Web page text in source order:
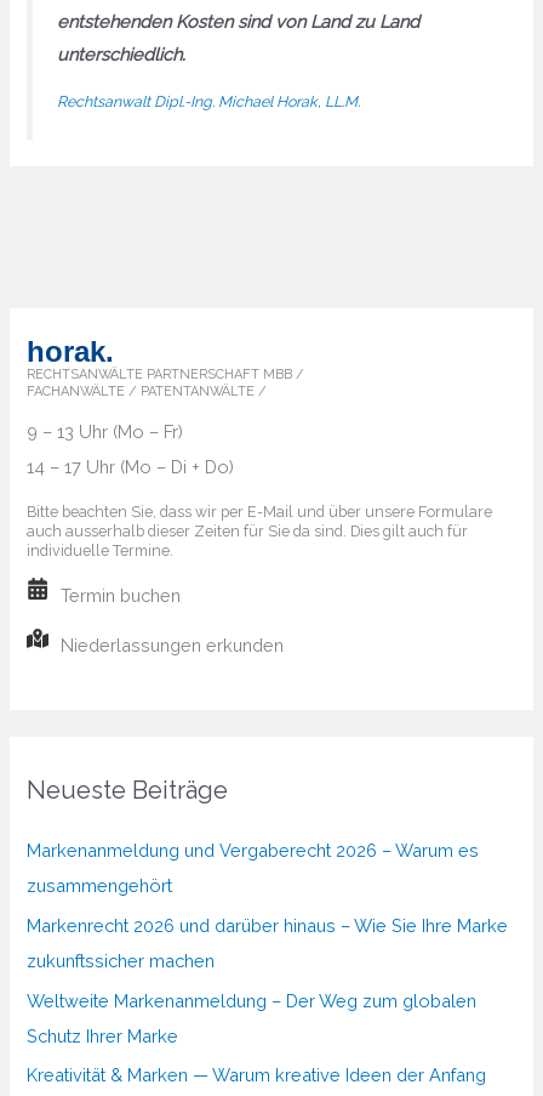
entstehenden Kosten sind von Land zu Land
unterschiedlich.
Rechtsanwalt Dipl.-Ing. Michael Horak, LL.M.
horak.
RECHTSANWÄLTE PARTNERSCHAFT MBB /
FACHANWÄLTE / PATENTANWÄLTE /
9 – 13 Uhr (Mo – Fr)
14 – 17 Uhr (Mo – Di + Do)
Bitte beachten Sie, dass wir per E-Mail und über unsere Formulare
auch ausserhalb dieser Zeiten für Sie da sind. Dies gilt auch für
individuelle Termine.
Termin buchen
Niederlassungen erkunden
Neueste Beiträge
Markenanmeldung und Vergaberecht 2026 – Warum es
zusammengehört
Markenrecht 2026 und darüber hinaus – Wie Sie Ihre Marke
zukunftssicher machen
Weltweite Markenanmeldung – Der Weg zum globalen
Schutz Ihrer Marke
Kreativität & Marken — Warum kreative Ideen der Anfang